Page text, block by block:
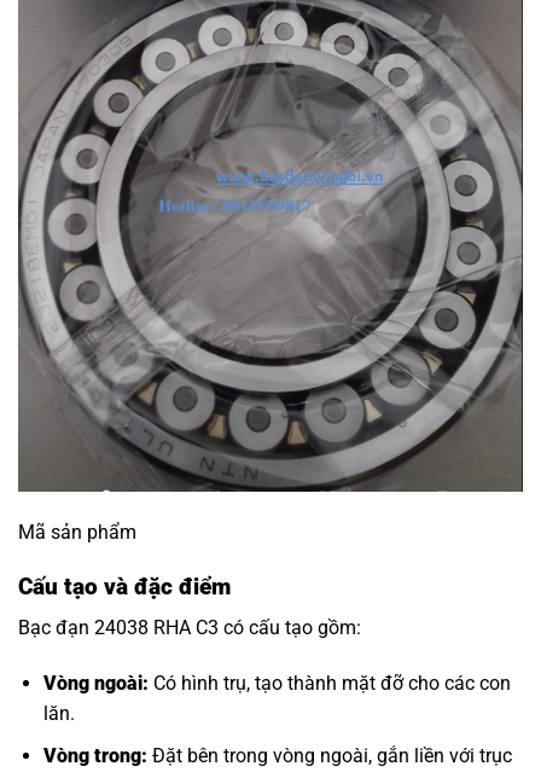
Mã sản phẩm
Cấu tạo và đặc điểm
Bạc đạn 24038 RHA C3 có cấu tạo gồm:
Vòng ngoài: Có hình trụ, tạo thành mặt đỡ cho các con
lăn.
Vòng trong: Đặt bên trong vòng ngoài, gắn liền với trục